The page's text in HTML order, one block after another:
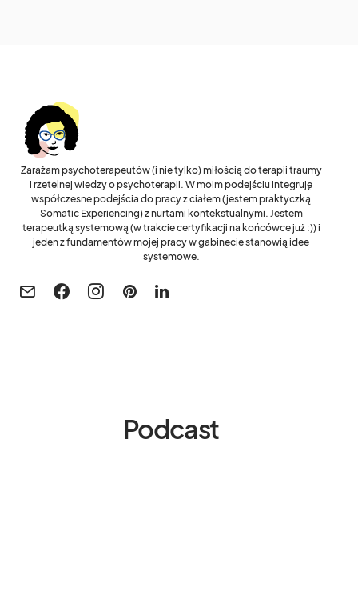
Zarażam psychoterapeutów (i nie tylko) miłością do terapii traumy
i rzetelnej wiedzy o psychoterapii. W moim podejściu integruję
współczesne podejścia do pracy z ciałem (jestem praktyczką
Somatic Experiencing) z nurtami kontekstualnymi. Jestem
terapeutką systemową (w trakcie certyfikacji na końcówce już :)) i
jeden z fundamentów mojej pracy w gabinecie stanowią idee
systemowe.
Podcast